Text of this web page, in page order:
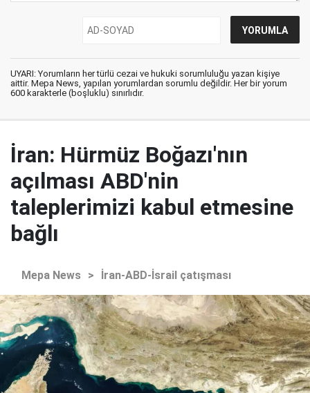
UYARI: Yorumların her türlü cezai ve hukuki sorumluluğu yazan kişiye
aittir. Mepa News, yapılan yorumlardan sorumlu değildir. Her bir yorum
600 karakterle (boşluklu) sınırlıdır.
İran: Hürmüz Boğazı'nın
açılması ABD'nin
taleplerimizi kabul etmesine
bağlı
Mepa News > İran-ABD-İsrail çatışması